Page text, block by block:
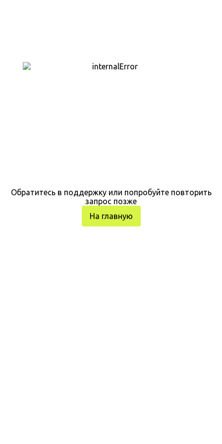
Обратитесь в поддержку или попробуйте повторить
запрос позже
На главную